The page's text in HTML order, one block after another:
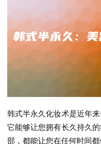
韩式半永久化妆术是近年
它能够让您拥有长久持久
部，都能让您在任何时间都